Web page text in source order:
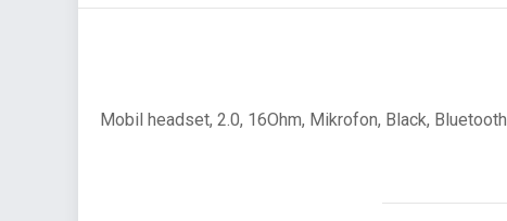
Mobil headset, 2.0, 16Ohm, Mikrofon, Black, Bluetooth